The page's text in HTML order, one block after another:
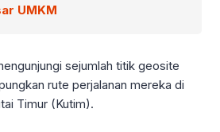
UMKM
sejumlah titik geosite
rute perjalanan mereka di
Timur (Kutim).